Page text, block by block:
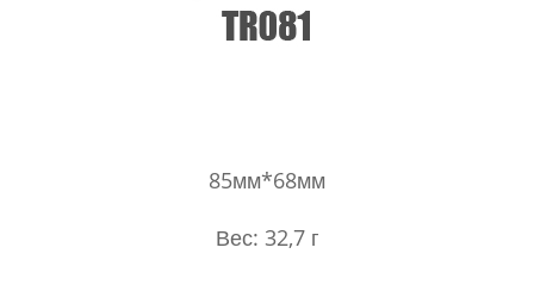
85мм*68мм
Вес: 32,7 г